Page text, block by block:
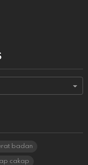
badan
cakap